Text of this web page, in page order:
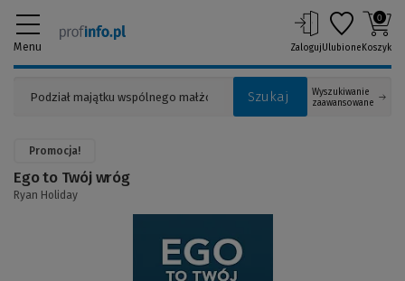
Menu
Szukaj
Wyszukiwanie
zaawansowane
ZalogujUlubione
0
Koszyk
Promocja!
Ego to Twój wróg
Ryan Holiday